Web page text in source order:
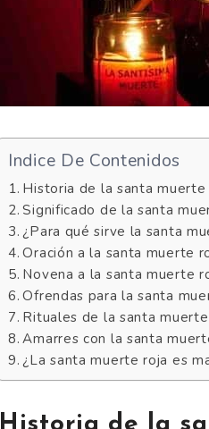
Indice De Contenidos
Historia de la santa muerte
Significado de la santa
¿Para qué sirve la santa
Oración a la santa muerte
Novena a la santa muerte
Ofrendas para la santa
Rituales de la santa
Amarres con la santa
¿La santa muerte roja es